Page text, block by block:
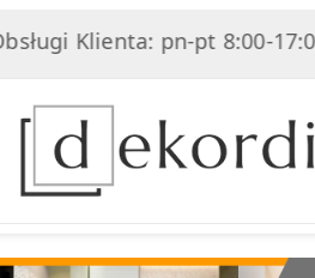
Klienta: pn-pt 8:00-17:00,